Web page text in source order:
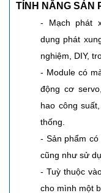
TÍNH NĂNG SẢN
- Mạch phát
dụng phát
nghiệm, DIY,
- Module có
động cơ
hao công
thống.
- Sản phẩm
cũng như sử
- Tuỳ thuộc
cho mình một